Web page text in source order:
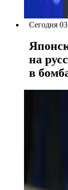
Сегодня
на
в